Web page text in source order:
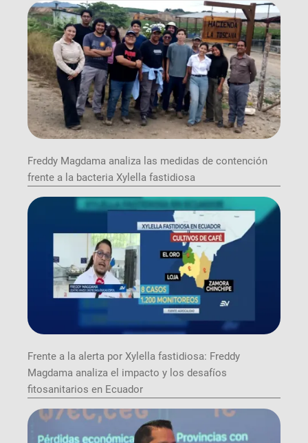
Freddy Magdama analiza las medidas de contención
frente a la bacteria Xylella fastidiosa
Frente a la alerta por Xylella fastidiosa: Freddy
Magdama analiza el impacto y los desafíos
fitosanitarios en Ecuador